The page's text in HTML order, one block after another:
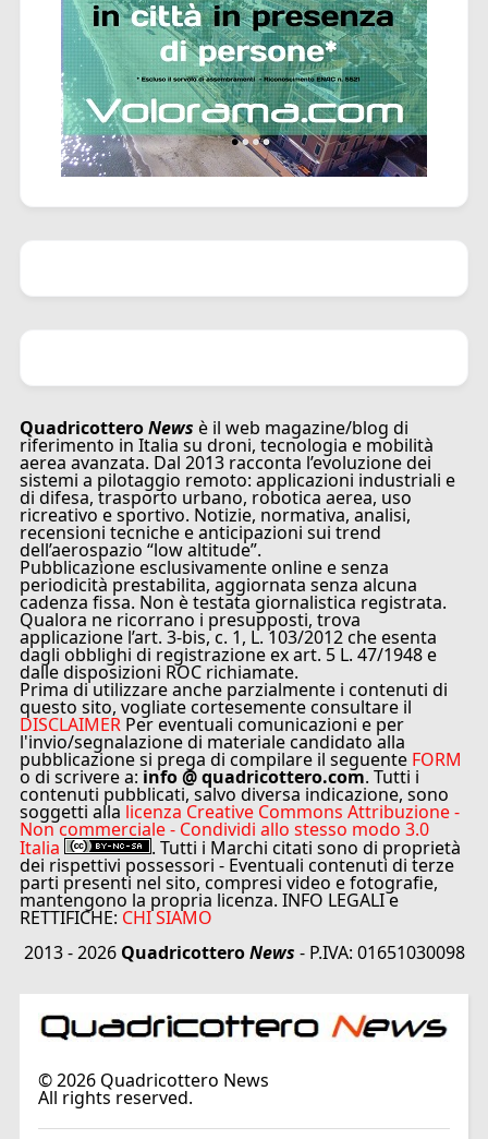
QuadricotteroNews è il web magazine/blog di
riferimento in Italia su droni, tecnologia e mobilità
aerea avanzata. Dal 2013 racconta l’evoluzione dei
sistemi a pilotaggio remoto: applicazioni industriali e
di difesa, trasporto urbano, robotica aerea, uso
ricreativo e sportivo. Notizie, normativa, analisi,
recensioni tecniche e anticipazioni sui trend
dell’aerospazio “low altitude”.
Pubblicazione esclusivamente online e senza
periodicità prestabilita, aggiornata senza alcuna
cadenza fissa. Non è testata giornalistica registrata.
Qualora ne ricorrano i presupposti, trova
applicazione l’art. 3-bis, c. 1, L. 103/2012 che esenta
dagli obblighi di registrazione ex art. 5 L. 47/1948 e
dalle disposizioni ROC richiamate.
Prima di utilizzare anche parzialmente i contenuti di
questo sito, vogliate cortesemente consultare il
DISCLAIMER Per eventuali comunicazioni e per
l'invio/segnalazione di materiale candidato alla
pubblicazione si prega di compilare il seguente FORM
o di scrivere a: info @ quadricottero.com. Tutti i
contenuti pubblicati, salvo diversa indicazione, sono
soggetti alla licenza Creative Commons Attribuzione -
Non commerciale - Condividi allo stesso modo 3.0
Italia . Tutti i Marchi citati sono di proprietà
dei rispettivi possessori - Eventuali contenuti di terze
parti presenti nel sito, compresi video e fotografie,
mantengono la propria licenza. INFO LEGALI e
RETTIFICHE: CHI SIAMO
2013 - 2026 QuadricotteroNews - P.IVA: 01651030098
©2026Quadricottero News
All rights reserved.